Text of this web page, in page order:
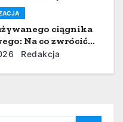
ciągnika
Na co zwrócić
nie żałować?
Redakcja